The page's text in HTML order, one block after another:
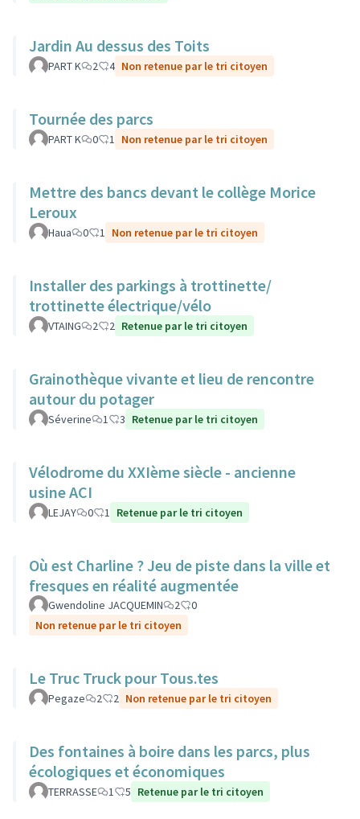
Jardin Au dessus des Toits
PART K 2 4 Non retenue par le tri citoyen
Tournée des parcs
PART K 0 1 Non retenue par le tri citoyen
Mettre des bancs devant le collège Morice
Leroux
Haua 0 1 Non retenue par le tri citoyen
Installer des parkings à trottinette/
trottinette électrique/vélo
VTAING 2 2 Retenue par le tri citoyen
Grainothèque vivante et lieu de rencontre
autour du potager
Séverine 1 3 Retenue par le tri citoyen
Vélodrome du XXIème siècle - ancienne
usine ACI
LEJAY 0 1 Retenue par le tri citoyen
Où est Charline ? Jeu de piste dans la ville et
fresques en réalité augmentée
Gwendoline JACQUEMIN 2
0
Non retenue par le tri citoyen
Le Truc Truck pour Tous.tes
Pegaze 2 2 Non retenue par le tri citoyen
Des fontaines à boire dans les parcs, plus
écologiques et économiques
TERRASSE 1 5 Retenue par le tri citoyen